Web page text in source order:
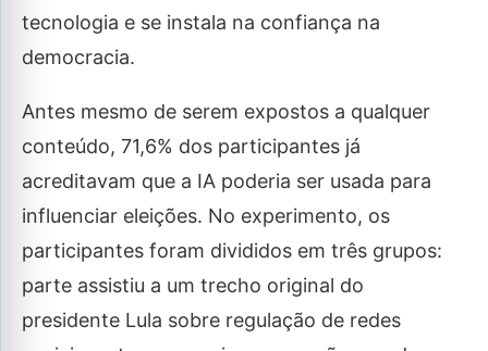
tecnologia e se instala na confiança na
democracia.
Antes mesmo de serem expostos a qualquer
conteúdo, 71,6% dos participantes já
acreditavam que a IA poderia ser usada para
influenciar eleições. No experimento, os
participantes foram divididos em três grupos:
parte assistiu a um trecho original do
presidente Lula sobre regulação de redes